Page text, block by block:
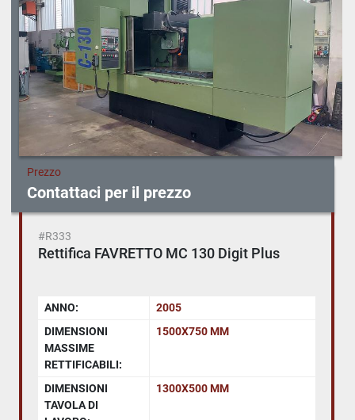
Prezzo
Contattaci per il prezzo
#R333
Rettifica FAVRETTO MC 130 Digit Plus
ANNO:
2005
DIMENSIONI
MASSIME
RETTIFICABILI:
1500X750 MM
DIMENSIONI
TAVOLA DI
1300X500 MM